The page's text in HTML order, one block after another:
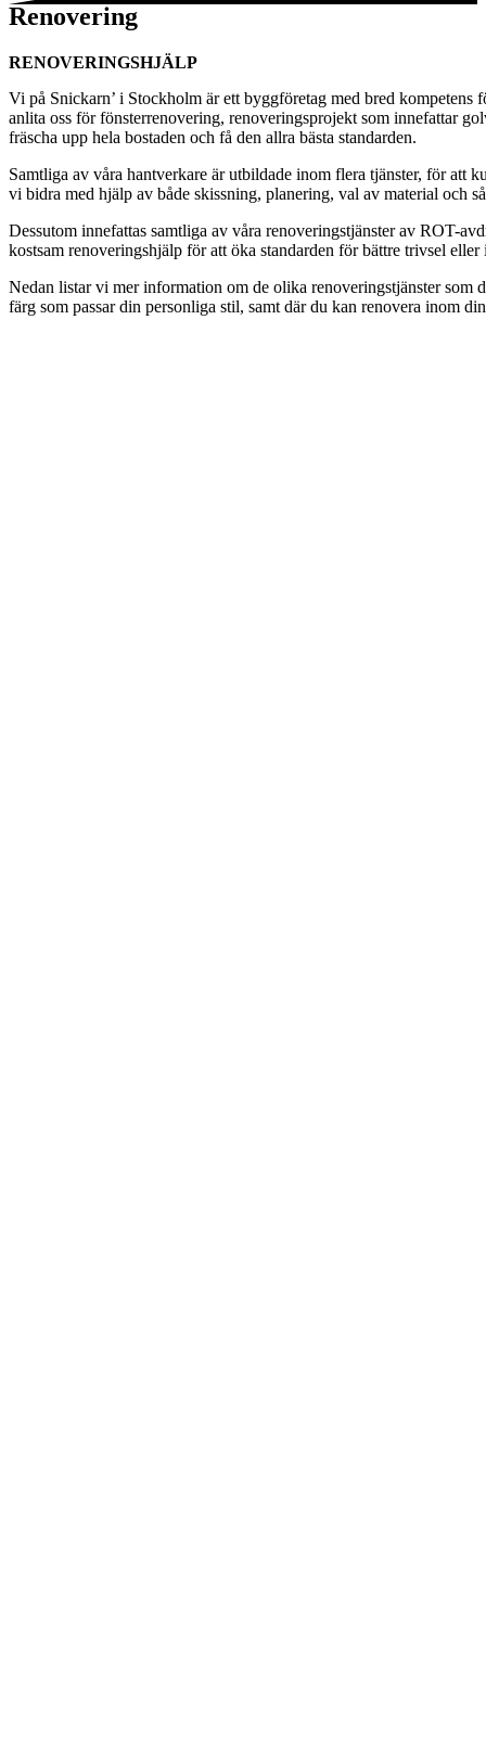
Renovering
RENOVERINGSHJÄLP
Vi på Snickarn’ i Stockholm är ett byggföretag med bred
anlita oss för fönsterrenovering, renoveringsprojekt som innefattar
fräscha upp hela bostaden och få den allra bästa standarden.
Samtliga av våra hantverkare är utbildade inom flera tjänster, för att
vi bidra med hjälp av både skissning, planering, val av material och
Dessutom innefattas samtliga av våra renoveringstjänster av ROT-
kostsam renoveringshjälp för att öka standarden för bättre trivsel
Nedan listar vi mer information om de olika renoveringstjänster som
färg som passar din personliga stil, samt där du kan renovera inom